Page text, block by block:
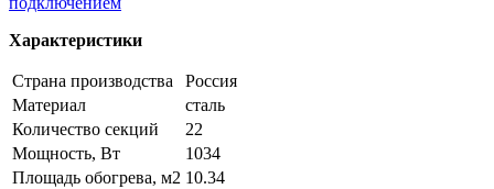
Характеристики
Страна производства
Россия
Материал
сталь
Количество секций
22
Мощность, Вт
1034
Площадь обогрева, м2 10.34